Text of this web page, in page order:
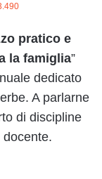
pratico e
la famiglia”
dedicato
A parlarne
di discipline